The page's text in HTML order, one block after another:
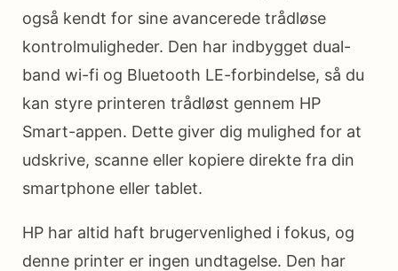
også kendt for sine avancerede trådløse
kontrolmuligheder. Den har indbygget dual-
band wi-fi og Bluetooth LE-forbindelse, så du
kan styre printeren trådløst gennem HP
Smart-appen. Dette giver dig mulighed for at
udskrive, scanne eller kopiere direkte fra din
smartphone eller tablet.
HP har altid haft brugervenlighed i fokus, og
denne printer er ingen undtagelse. Den har